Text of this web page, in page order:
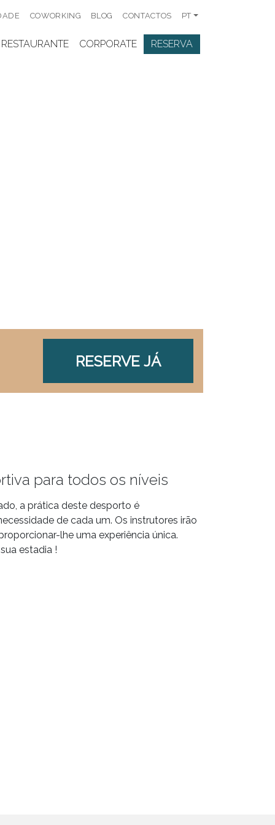
COWORKING BLOG CONTACTOS PT
RESTAURANTE CORPORATE RESERVA
RESERVE JÁ
para todos os níveis
a prática deste desporto é
de cada um. Os instrutores irão
lhe uma experiência única.
estadia !